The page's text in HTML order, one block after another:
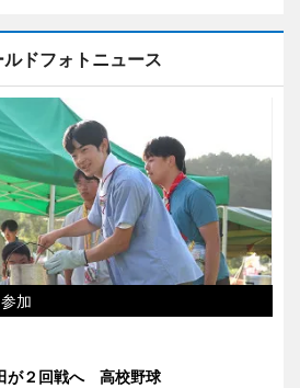
ルドフォトニュース
加
が２回戦へ 高校野球